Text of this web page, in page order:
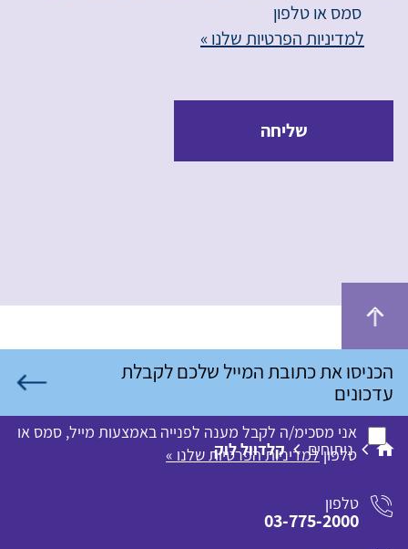
סמס או טלפון
למדיניות הפרטיות שלנו »
שליחה
אני מסכימ/ה לקבל מענה לפנייה באמצעות מייל, סמס או
טלפוןלמדיניות הפרטיות שלנו »ניתוחים קלדוול לוק
טלפון
03-775-2000